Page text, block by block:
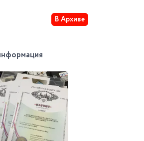
В Архиве